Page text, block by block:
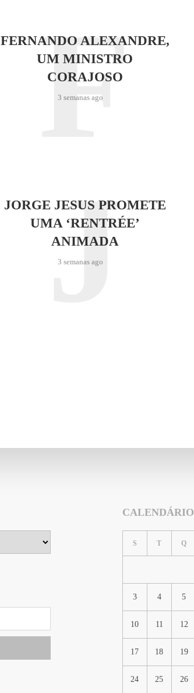
FERNANDO ALEXANDRE,
UM MINISTRO
CORAJOSO
3 semanas ago
F
JORGE JESUS PROMETE
UMA ‘RENTRÉE’
ANIMADA
3 semanas ago
J
CALENDÁRIO
S T Q
3 4 5
10 11 12
17 18 19
24 25 26